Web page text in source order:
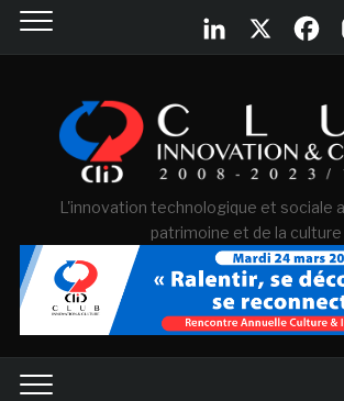
L'innovation technologique et sociale
patrimoine et de la culture